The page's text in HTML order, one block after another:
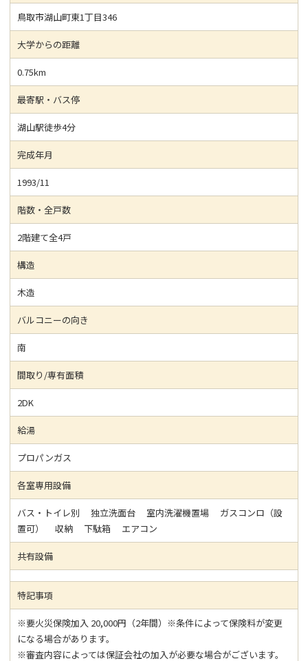
鳥取市湖山町東1丁目346
大学からの距離
0.75km
最寄駅・バス停
湖山駅徒歩4分
完成年月
1993/11
階数・全戸数
2階建て全4戸
構造
木造
バルコニーの向き
南
間取り/専有面積
2DK
給湯
プロパンガス
各室専用設備
バス・トイレ別 独立洗面台 室内洗濯機置場 ガスコンロ（設
置可） 収納 下駄箱 エアコン
共有設備
特記事項
※要火災保険加入 20,000円（2年間）※条件によって保険料が変更
になる場合があります。
※審査内容によっては保証会社の加入が必要な場合がございます。